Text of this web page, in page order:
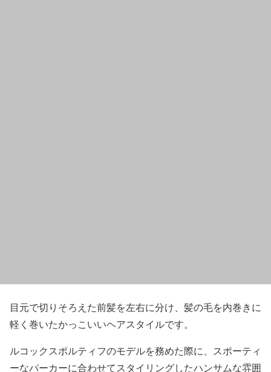
目元で切りそろえた前髪を左右に分け、髪の毛を内巻きに
軽く巻いたかっこいいヘアスタイルです。
ルコックスポルティフのモデルを務めた際に、スポーティ
ーなパーカーに合わせてスタイリングしたハンサムな雰囲